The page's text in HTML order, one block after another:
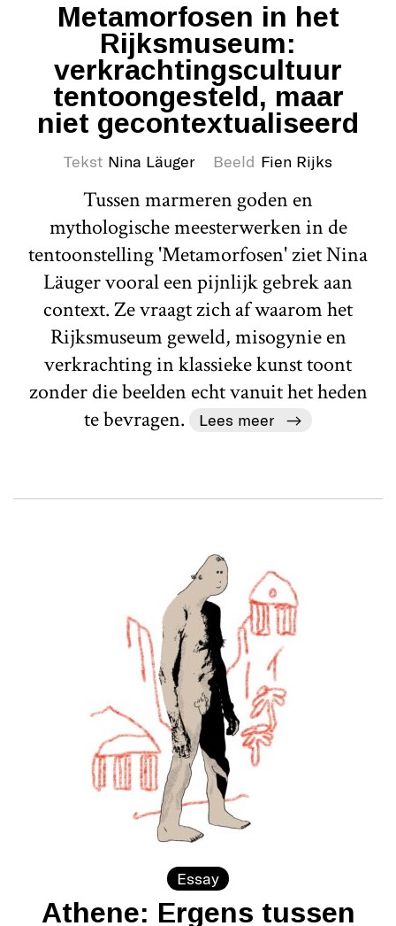
Metamorfosen in het
Rijksmuseum:
verkrachtingscultuur
tentoongesteld, maar
niet gecontextualiseerd
Tekst Nina Läuger Beeld Fien Rijks
Tussen marmeren goden en
mythologische meesterwerken in de
tentoonstelling 'Metamorfosen' ziet Nina
Läuger vooral een pijnlijk gebrek aan
context. Ze vraagt zich af waarom het
Rijksmuseum geweld, misogynie en
verkrachting in klassieke kunst toont
zonder die beelden echt vanuit het heden
te bevragen.
Lees meer
Essay
Athene: Ergens tussen